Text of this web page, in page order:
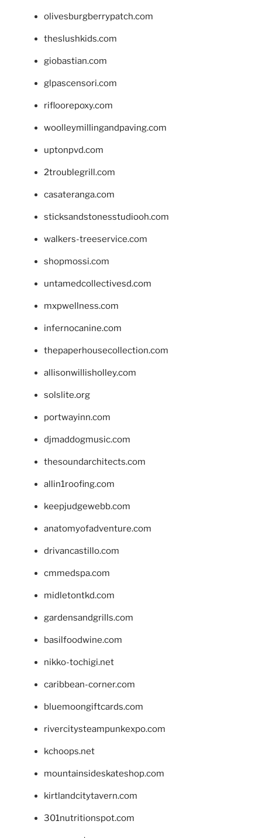
olivesburgberrypatch.com
theslushkids.com
giobastian.com
glpascensori.com
rifloorepoxy.com
woolleymillingandpaving.com
uptonpvd.com
2troublegrill.com
casateranga.com
sticksandstonesstudiooh.com
walkers-treeservice.com
shopmossi.com
untamedcollectivesd.com
mxpwellness.com
infernocanine.com
thepaperhousecollection.com
allisonwillisholley.com
solslite.org
portwayinn.com
djmaddogmusic.com
thesoundarchitects.com
allin1roofing.com
keepjudgewebb.com
anatomyofadventure.com
drivancastillo.com
cmmedspa.com
midletontkd.com
gardensandgrills.com
basilfoodwine.com
nikko-tochigi.net
caribbean-corner.com
bluemoongiftcards.com
rivercitysteampunkexpo.com
kchoops.net
mountainsideskateshop.com
kirtlandcitytavern.com
301nutritionspot.com